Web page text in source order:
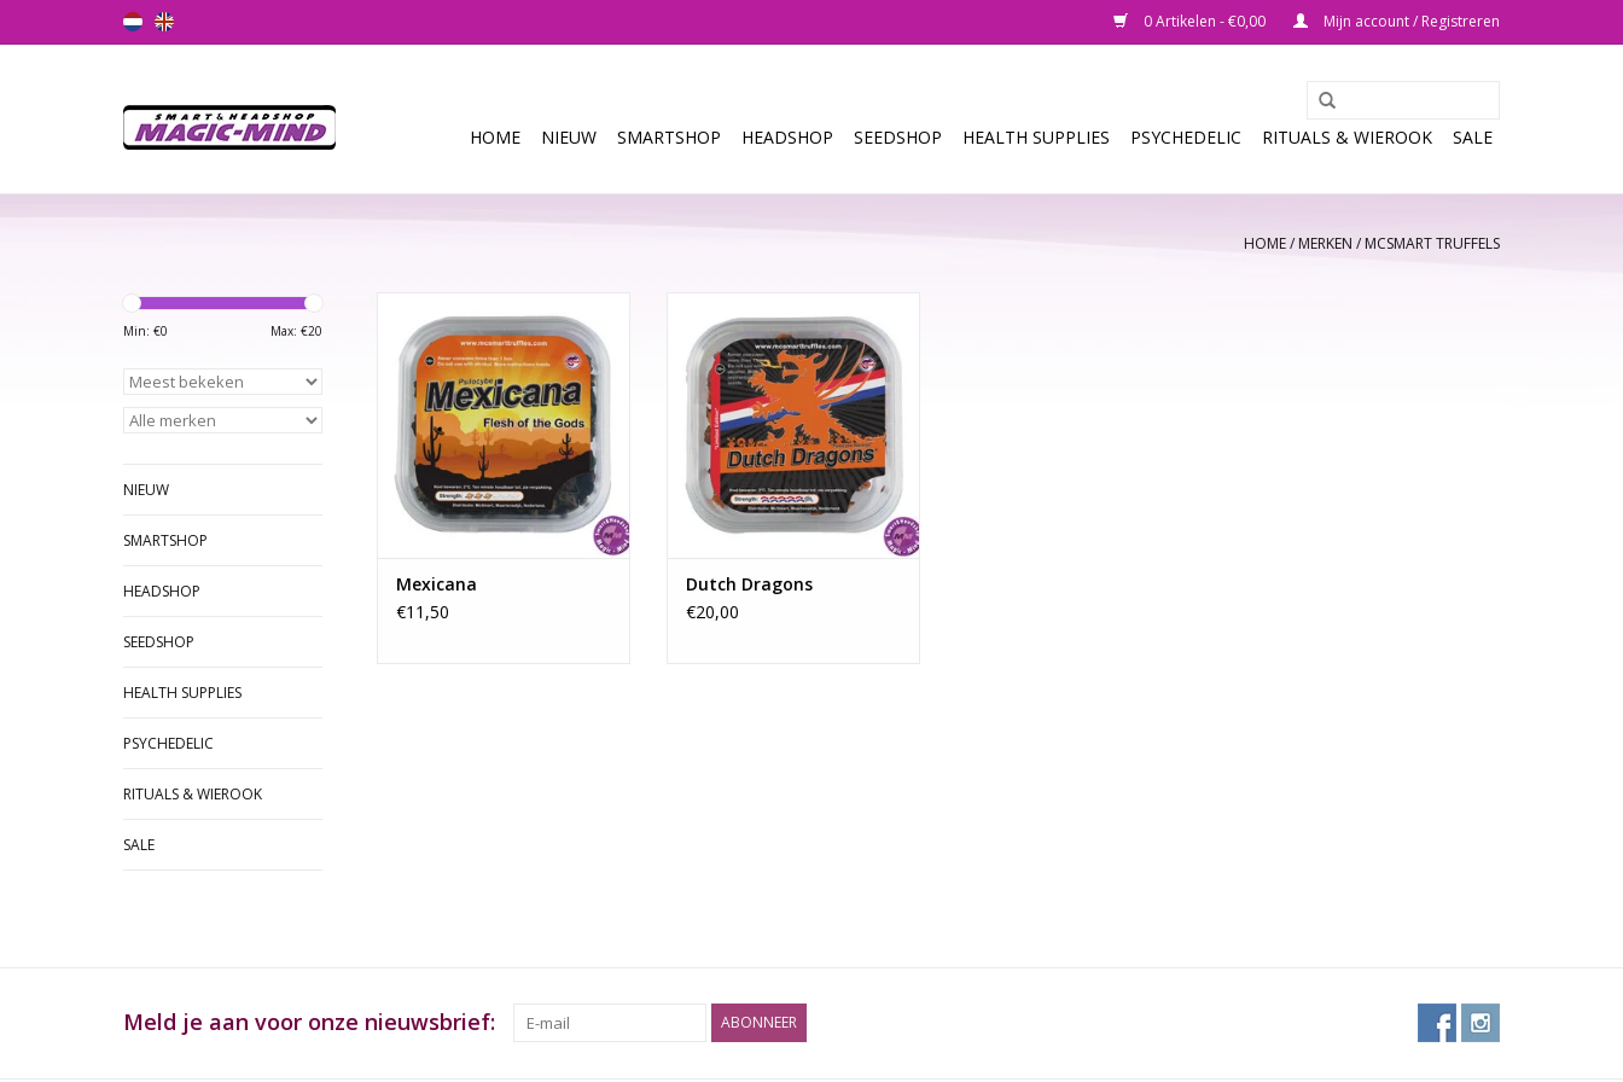
0 Artikelen - €0,00 Mijn account / Registreren
HOME NIEUW SMARTSHOP HEADSHOP SEEDSHOP HEALTH SUPPLIES PSYCHEDELIC RITUALS & WIEROOK SALE
HOME/MERKEN /MCSMART TRUFFELS
Min: €0 Max: €20
NIEUW
SMARTSHOP
HEADSHOP
SEEDSHOP
HEALTH SUPPLIES
PSYCHEDELIC
RITUALS & WIEROOK
SALE
langs de zonnige kant van het
leven met deze Mexicana truffels.
Inhoud: 10/15 Gram
TOEVOEGEN AAN WINKELWAGEN
Mexicana
€11,50
met de kracht van de Hollandse
Leeuw gecombineerd met de
onuitputtelijkheid van de draak.
Deze krachtige truffel van
Nederlandse bodem heeft sterke
visuele effecten. De Dutch
Dragons is één van de sterkste
truffels en dus...
TOEVOEGEN AAN WINKELWAGEN
Dutch Dragons
€20,00
Meld je aan voor onze nieuwsbrief: ABONNEER